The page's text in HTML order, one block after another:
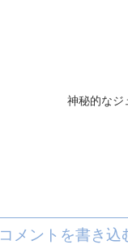
神秘的なジ
コメントを書き込